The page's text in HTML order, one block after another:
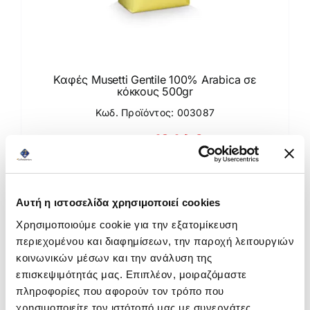
Αυτή η ιστοσελίδα χρησιμοποιεί cookies
Χρησιμοποιούμε cookie για την εξατομίκευση
περιεχομένου και διαφημίσεων, την παροχή λειτουργιών
κοινωνικών μέσων και την ανάλυση της
επισκεψιμότητάς μας. Επιπλέον, μοιραζόμαστε
πληροφορίες που αφορούν τον τρόπο που
χρησιμοποιείτε τον ιστότοπό μας με συνεργάτες
Καφές Musetti Gentile 100% Arabica σε
κόκκους 500gr
Κωδ. Προϊόντος: 003087
Original
25,19 €.
18,14 €
τρέχουσα
είναι:
18,14 €.
16,05€
Άμεσα διαθέσιμο